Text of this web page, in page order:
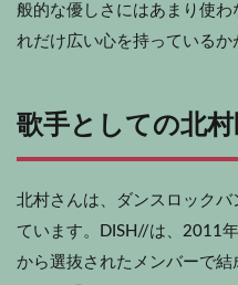
般的な優しさにはあまり使
れだけ広い心を持っているか
歌手としての北
北村さんは、ダンスロック
ています。DISH//は、2011
から選抜されたメンバーで